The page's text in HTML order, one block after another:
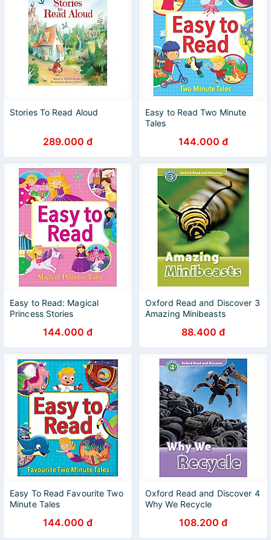
Stories To Read Aloud
289.000 đ
Easy to Read Two Minute
Tales
144.000 đ
Easy to Read: Magical
Princess Stories
144.000 đ
Oxford Read and Discover 3
Amazing Minibeasts
88.400 đ
Easy To Read Favourite Two
Minute Tales
144.000 đ
Oxford Read and Discover 4
Why We Recycle
108.200 đ